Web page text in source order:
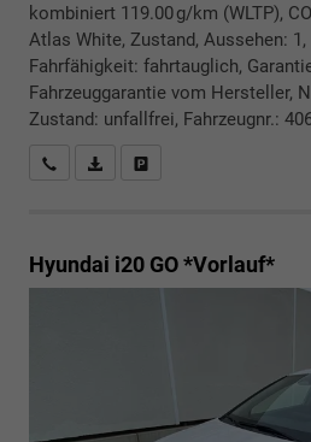
kombiniert 119.00 g/km (WLTP),
Atlas White, Zustand, Aussehen:
Fahrfähigkeit: fahrtauglich,
Fahrzeuggarantie vom Hersteller,
Zustand: unfallfrei, Fahrzeugnr.:
Rückrufbitte absenden
PDF-Datei, Fahrzeugexposé
Hyundai i20 GO *Vorlauf*